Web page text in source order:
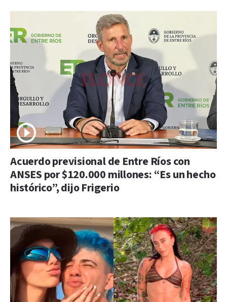
Acuerdo previsional de Entre Ríos con
ANSES por $120.000 millones: “Es un hecho
histórico”, dijo Frigerio